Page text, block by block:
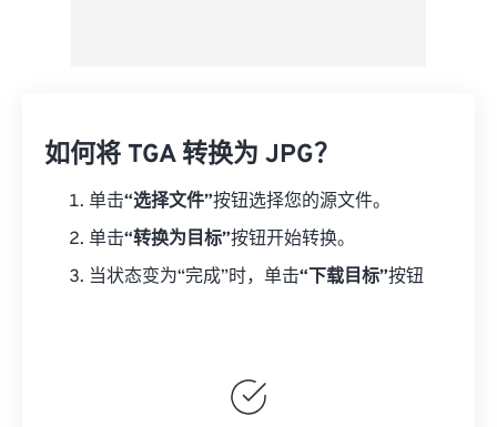
如何将 TGA 转换为 JPG？
单击“选择文件”按钮选择您的源文件。
单击“转换为目标”按钮开始转换。
当状态变为“完成”时，单击“下载目标”按钮